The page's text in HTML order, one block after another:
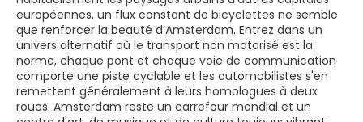
européennes, un flux constant de bicyclettes ne semble
que renforcer la beauté d’Amsterdam. Entrez dans un
univers alternatif où le transport non motorisé est la
norme, chaque pont et chaque voie de communication
comporte une piste cyclable et les automobilistes s'en
remettent généralement à leurs homologues à deux
roues. Amsterdam reste un carrefour mondial et un